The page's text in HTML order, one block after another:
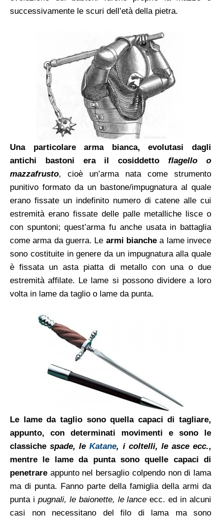
successivamente le scuri dell’età della pietra.
Una particolare arma bianca, evolutasi dagli
antichi bastoni era il cosiddettoflagello o
mazzafrusto, cioè un’arma nata come strumento
punitivo formato da un bastone/impugnatura al quale
erano fissate un indefinito numero di catene alle cui
estremità erano fissate delle palle metalliche lisce o
con spuntoni; quest’arma fu anche usata in battaglia
come arma da guerra. Le armi bianche a lame invece
sono costituite in genere da un impugnatura alla quale
è fissata un asta piatta di metallo con una o due
estremità affilate. Le lame si possono dividere a loro
volta in lame da taglio o lame da punta.
Le lame da taglio sono quella capaci di tagliare,
appunto, con determinati movimenti e sono le
classichespade, leKatane, i coltelli, le asce ecc.,
mentre le lame da punta sono quelle capaci di
penetrare appunto nel bersaglio colpendo non di lama
ma di punta. Fanno parte della famiglia della armi da
punta i pugnali, le baionette, le lance ecc. ed in alcuni
casi non necessitano del filo di lama ma sono